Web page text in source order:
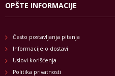
OPŠTE INFORMACIJE
Često postavljanja pitanja
Informacije o dostavi
Uslovi korišćenja
Politika privatnosti